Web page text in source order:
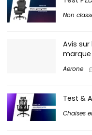
Non
Avis
marque
Aerone
Test &
Chaises